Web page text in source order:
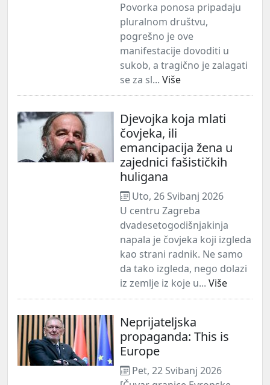
Povorka ponosa pripadaju
pluralnom društvu,
pogrešno je ove
manifestacije dovoditi u
sukob, a tragično je zalagati
se za sl... Više
Djevojka koja mlati
čovjeka, ili
emancipacija žena u
zajednici fašističkih
huligana
Uto, 26 Svibanj 2026
U centru Zagreba
dvadesetogodišnjakinja
napala je čovjeka koji izgleda
kao strani radnik. Ne samo
da tako izgleda, nego dolazi
iz zemlje iz koje u... Više
Neprijateljska
propaganda: This is
Europe
Pet, 22 Svibanj 2026